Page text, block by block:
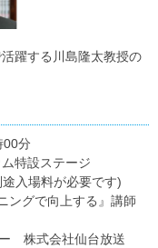
躍する川島隆太教授の
00分
特設ステージ
入場料が必要です)
ングで向上する』講師
株式会社仙台放送